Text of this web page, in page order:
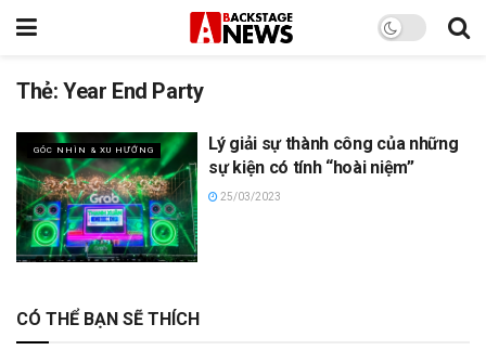
Thẻ:Year End Party
GÓC NHÌN & XU HƯỚNG
Lý giải sự thành công của những
sự kiện có tính “hoài niệm”
25/03/2023
CÓ THỂ BẠN SẼ THÍCH